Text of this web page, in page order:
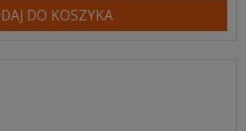
DO KOSZYKA